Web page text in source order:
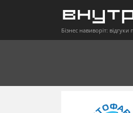
Бізнес навиворіт: